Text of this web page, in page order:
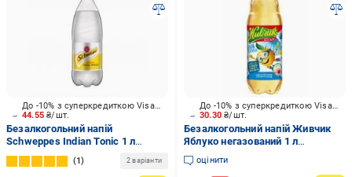
44.55₴/шт.
До -10% з суперкредиткою Visa Вигода
Безалкогольний напій
Schweppes Indian Tonic 1 л
(5449000044808)
1 2 варіанти
30.30₴/шт.
До -10% з суперкредиткою Visa Вигода
Безалкогольний напій Живчик
Яблуко негазований 1 л
(4820000195461)
оцінити